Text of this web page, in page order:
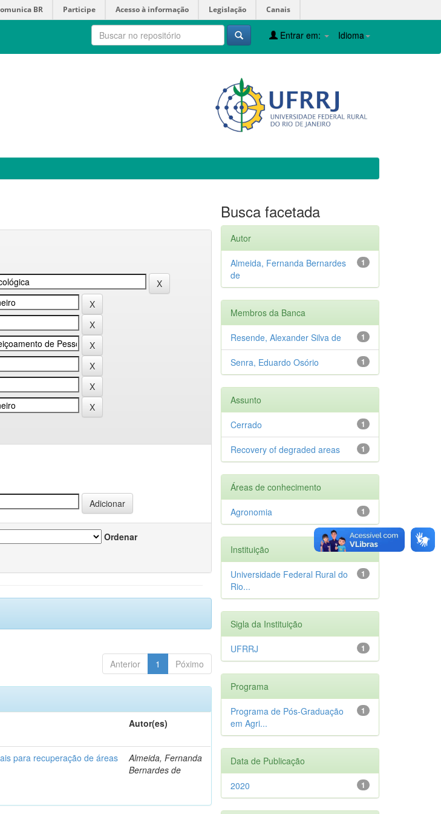
BR Participe Acesso à informação Legislação Canais
Idioma
Entrar em:
Ordenar
Anterior 1 Póximo
Autor(es)
para recuperação de áreas
Almeida, Fernanda
Bernardes de
Busca facetada
Autor
1
Almeida, Fernanda Bernardes
de
Membros da Banca
1
Resende, Alexander Silva de
1
Senra, Eduardo Osório
Assunto
1
Cerrado
1
Recovery of degraded areas
Áreas de conhecimento
1
Agronomia
Instituição
1
Universidade Federal Rural do
Rio...
Sigla da Instituição
1
UFRRJ
Programa
1
Programa de Pós-Graduação
em Agri...
Data de Publicação
1
2020